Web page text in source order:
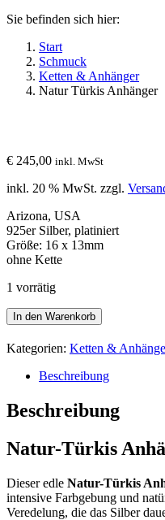
Sie befinden sich hier:
Start
Schmuck
Ketten & Anhänger
Natur Türkis Anhänger
€ 245,00 inkl. MwSt
inkl. 20 % MwSt. zzgl.
Arizona, USA
925er Silber, platiniert
Größe: 16 x 13mm
ohne Kette
1 vorrätig
Natur
Türkis
Anhänger
Menge
In den Warenkorb
Kategorien: Ketten &
Beschreibung
Beschreibung
Natur-Türkis
Dieser edle Natur-Türkis
intensive Farbgebung und
Veredelung, die das Silber